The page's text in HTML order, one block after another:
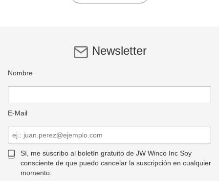
Newsletter
Nombre
E-Mail
Sí, me suscribo al boletín gratuito de JW Winco Inc Soy
consciente de que puedo cancelar la suscripción en cualquier
momento.